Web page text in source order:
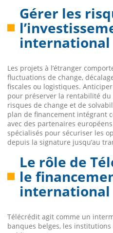
Gérer les
international
Les projets à l’étranger
fluctuations de change,
fiscales ou logistiques.
pour préserver la rentabilité
risques de change et de
plan de financement intégrant
avec des partenaires
spécialisés pour sécuriser les
depuis la signature jusqu’au
Le rôle de
le
international
Télécrédit agit comme un
banques belges, les